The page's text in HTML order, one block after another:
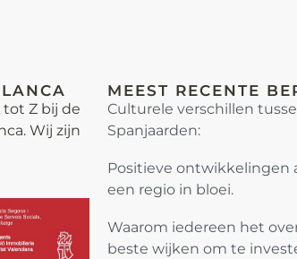
tot Z bij de
Wij zijn
MEEST RECENTE
Culturele verschillen
Spanjaarden:
Positieve ontwikkelingen
een regio in bloei.
Waarom iedereen het
beste wijken om te